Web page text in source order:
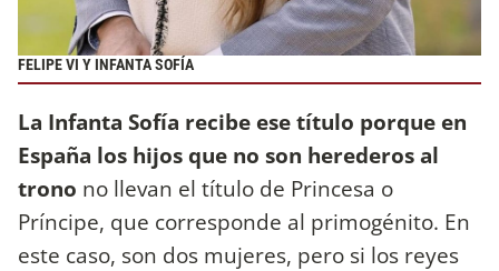
FELIPE VI Y INFANTA SOFÍA
La Infanta Sofía recibe ese título porque en
España los hijos que no son herederos al
trono no llevan el título de Princesa o
Príncipe, que corresponde al primogénito. En
este caso, son dos mujeres, pero si los reyes